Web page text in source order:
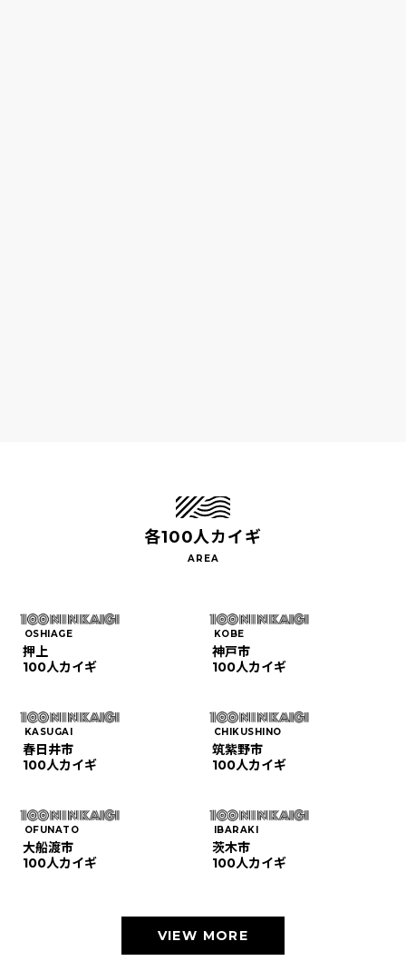
各100人カイギ
OSHIAGE
押上
100人カイギ
KOBE
神戸市
100人カイギ
KASUGAI
春日井市
100人カイギ
CHIKUSHINO
筑紫野市
100人カイギ
OFUNATO
大船渡市
100人カイギ
IBARAKI
茨木市
100人カイギ
VIEW MORE